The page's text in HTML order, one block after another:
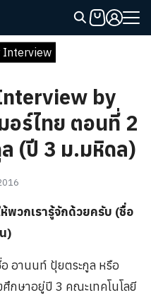
Interview
by
อร์ไทย ตอนที่ 2
(ปี 3 ม.มหิดล)
พวกเรารู้จักด้วยครับ (ชื่อ
)
อานนท์ ปุ้ยตระกูล หรือ
กษาอยู่ปี 3 คณะเทคโนโลยี